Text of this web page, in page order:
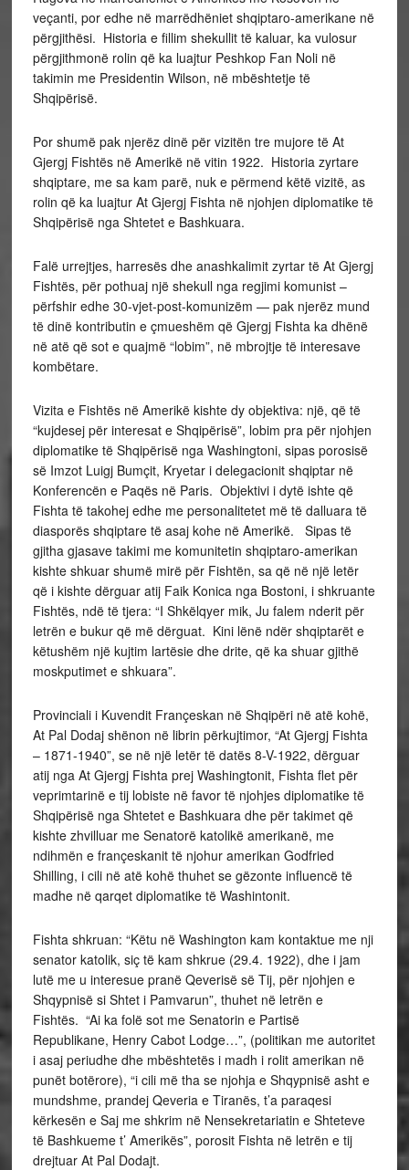
veçanti, por edhe në marrëdhëniet shqiptaro-amerikane në
përgjithësi. Historia e fillim shekullit të kaluar, ka vulosur
përgjithmonë rolin që ka luajtur Peshkop Fan Noli në
takimin me Presidentin Wilson, në mbështetje të
Shqipërisë.
Por shumë pak njerëz dinë për vizitën tre mujore të At
Gjergj Fishtës në Amerikë në vitin 1922. Historia zyrtare
shqiptare, me sa kam parë, nuk e përmend këtë vizitë, as
rolin që ka luajtur At Gjergj Fishta në njohjen diplomatike të
Shqipërisë nga Shtetet e Bashkuara.
Falë urrejtjes, harresës dhe anashkalimit zyrtar të At Gjergj
Fishtës, për pothuaj një shekull nga regjimi komunist –
përfshir edhe 30-vjet-post-komunizëm — pak njerëz mund
të dinë kontributin e çmueshëm që Gjergj Fishta ka dhënë
në atë që sot e quajmë “lobim”, në mbrojtje të interesave
kombëtare.
Vizita e Fishtës në Amerikë kishte dy objektiva: një, që të
“kujdesej për interesat e Shqipërisë”, lobim pra për njohjen
diplomatike të Shqipërisë nga Washingtoni, sipas porosisë
së Imzot Luigj Bumçit, Kryetar i delegacionit shqiptar në
Konferencën e Paqës në Paris. Objektivi i dytë ishte që
Fishta të takohej edhe me personalitetet më të dalluara të
diasporës shqiptare të asaj kohe në Amerikë. Sipas të
gjitha gjasave takimi me komunitetin shqiptaro-amerikan
kishte shkuar shumë mirë për Fishtën, sa që në një letër
që i kishte dërguar atij Faik Konica nga Bostoni, i shkruante
Fishtës, ndë të tjera: “I Shkëlqyer mik, Ju falem nderit për
letrën e bukur që më dërguat. Kini lënë ndër shqiptarët e
këtushëm një kujtim lartësie dhe drite, që ka shuar gjithë
moskputimet e shkuara”.
Provinciali i Kuvendit Françeskan në Shqipëri në atë kohë,
At Pal Dodaj shënon në librin përkujtimor, “At Gjergj Fishta
– 1871-1940”, se në një letër të datës 8-V-1922, dërguar
atij nga At Gjergj Fishta prej Washingtonit, Fishta flet për
veprimtarinë e tij lobiste në favor të njohjes diplomatike të
Shqipërisë nga Shtetet e Bashkuara dhe për takimet që
kishte zhvilluar me Senatorë katolikë amerikanë, me
ndihmën e françeskanit të njohur amerikan Godfried
Shilling, i cili në atë kohë thuhet se gëzonte influencë të
madhe në qarqet diplomatike të Washintonit.
Fishta shkruan: “Këtu në Washington kam kontaktue me nji
senator katolik, siç të kam shkrue (29.4. 1922), dhe i jam
lutë me u interesue pranë Qeverisë së Tij, për njohjen e
Shqypnisë si Shtet i Pamvarun”, thuhet në letrën e
Fishtës. “Ai ka folë sot me Senatorin e Partisë
Republikane, Henry Cabot Lodge…”, (politikan me autoritet
i asaj periudhe dhe mbështetës i madh i rolit amerikan në
punët botërore), “i cili më tha se njohja e Shqypnisë asht e
mundshme, prandej Qeveria e Tiranës, t’a paraqesi
kërkesën e Saj me shkrim në Nensekretariatin e Shteteve
të Bashkueme t’ Amerikës”, porosit Fishta në letrën e tij
drejtuar At Pal Dodajt.